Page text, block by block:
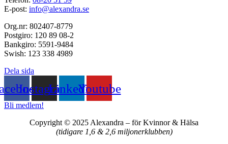
E-post: info@alexandra.se
Org.nr: 802407-8779
Postgiro: 120 89 08-2
Bankgiro: 5591-9484
Swish: 123 338 4989
Dela sida
InstagramLinkedinYoutube
Bli medlem!
Copyright © 2025 Alexandra – för Kvinnor & Hälsa
(tidigare 1,6 & 2,6 miljonerklubben)